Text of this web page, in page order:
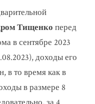
Тищенко перед
в сентябре 2023
доходы его
в то время как в
в размере 8